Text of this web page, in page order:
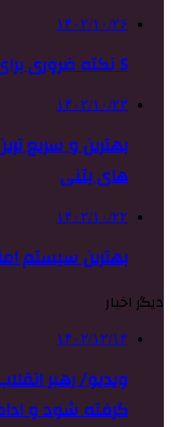
۱۴۰۲/۱۰/۲۶
5 نکته ضروری برای نگهداری حیوان خانگی
۱۴۰۲/۱۰/۲۳
بهترین و سریع
های بتنی
۱۴۰۲/۱۰/۲۲
بهترین سیستم
دیگر اخبار
۱۴۰۲/۱۲/۱۴
ویدیو/ رهبر
گرفته شود و